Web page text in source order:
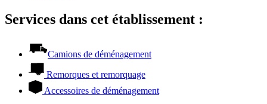
Services dans cet établissement :
Camions de déménagement
Remorques et remorquage
Accessoires de déménagement